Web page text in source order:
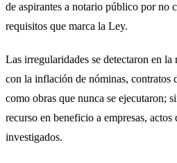
de aspirantes a notario público por no
requisitos que marca la Ley.
Las irregularidades se detectaron en la
con la inflación de nóminas, contratos
como obras que nunca se ejecutaron;
recurso en beneficio a empresas, actos
investigados.